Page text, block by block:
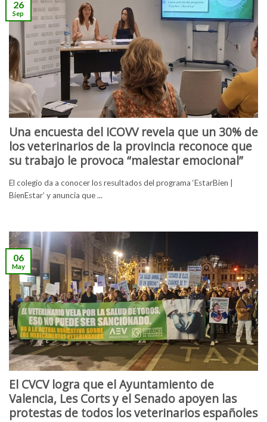
Una encuesta del ICOVV revela que un 30% de
los veterinarios de la provincia reconoce que
su trabajo le provoca “malestar emocional”
El colegio da a conocer los resultados del programa ‘EstarBien |
BienEstar’ y anuncia que ...
26
Sep
El CVCV logra que el Ayuntamiento de
Valencia, Les Corts y el Senado apoyen las
protestas de todos los veterinarios españoles
06
May